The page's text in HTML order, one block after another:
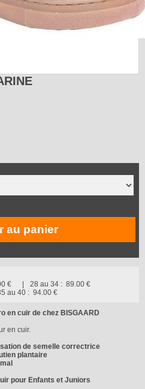
au panier
€ 28 au 34 : 89.00 €
au 40 : 94.00 €
en cuir de chez BISGAARD
en cuir.
de semelle correctrice
plantaire
pour Enfants et Juniors